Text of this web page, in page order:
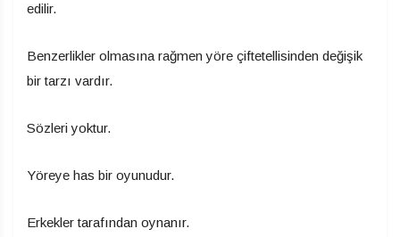
edilir.
Benzerlikler olmasına rağmen yöre çiftetellisinden değişik
bir tarzı vardır.
Sözleri yoktur.
Yöreye has bir oyunudur.
Erkekler tarafından oynanır.